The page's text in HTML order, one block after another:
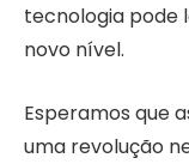
tecnologia pode
novo nível.
Esperamos que
uma revolução